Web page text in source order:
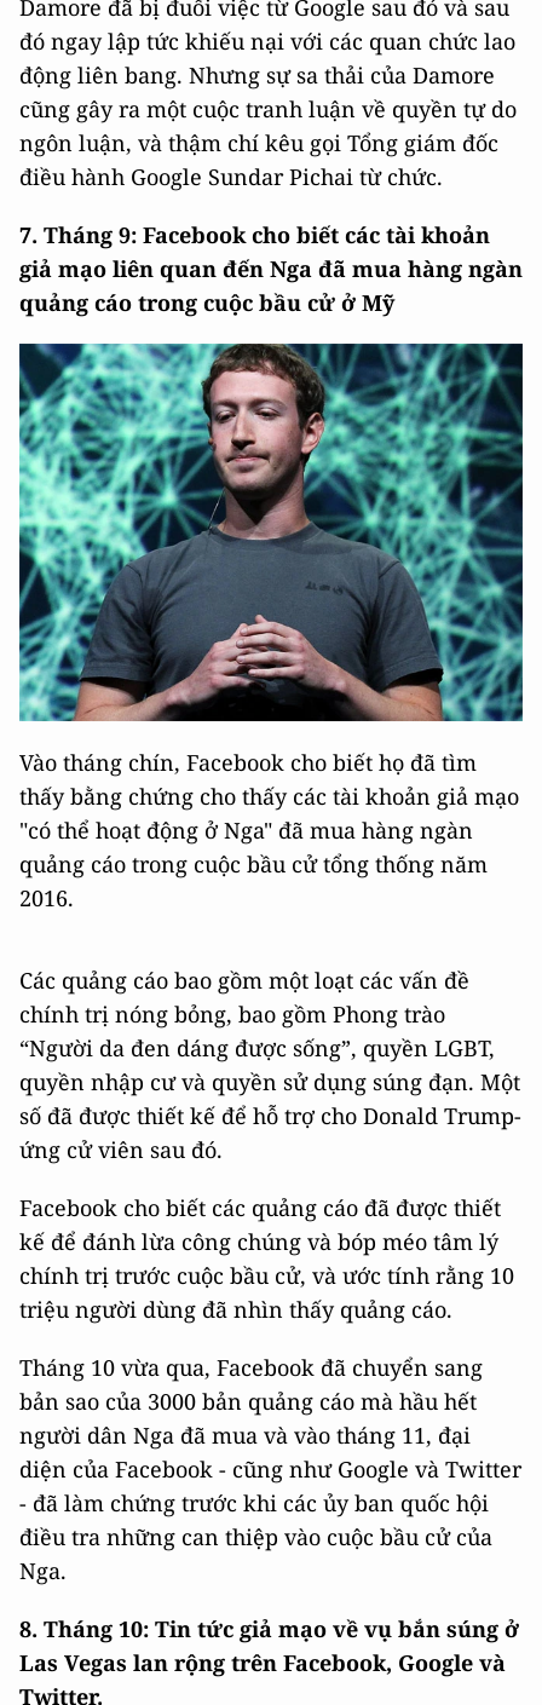
Damore đã bị đuổi việc từ Google sau đó và sau
đó ngay lập tức khiếu nại với các quan chức lao
động liên bang. Nhưng sự sa thải của Damore
cũng gây ra một cuộc tranh luận về quyền tự do
ngôn luận, và thậm chí kêu gọi Tổng giám đốc
điều hành Google Sundar Pichai từ chức.
7. Tháng 9: Facebook cho biết các tài khoản
giả mạo liên quan đến Nga đã mua hàng ngàn
quảng cáo trong cuộc bầu cử ở Mỹ
Vào tháng chín, Facebook cho biết họ đã tìm
thấy bằng chứng cho thấy các tài khoản giả mạo
"có thể hoạt động ở Nga" đã mua hàng ngàn
quảng cáo trong cuộc bầu cử tổng thống năm
2016.
Các quảng cáo bao gồm một loạt các vấn đề
chính trị nóng bỏng, bao gồm Phong trào
“Người da đen dáng được sống”, quyền LGBT,
quyền nhập cư và quyền sử dụng súng đạn. Một
số đã được thiết kế để hỗ trợ cho Donald Trump-
ứng cử viên sau đó.
Facebook cho biết các quảng cáo đã được thiết
kế để đánh lừa công chúng và bóp méo tâm lý
chính trị trước cuộc bầu cử, và ước tính rằng 10
triệu người dùng đã nhìn thấy quảng cáo.
Tháng 10 vừa qua, Facebook đã chuyển sang
bản sao của 3000 bản quảng cáo mà hầu hết
người dân Nga đã mua và vào tháng 11, đại
diện của Facebook - cũng như Google và Twitter
- đã làm chứng trước khi các ủy ban quốc hội
điều tra những can thiệp vào cuộc bầu cử của
Nga.
8. Tháng 10: Tin tức giả mạo về vụ bắn súng ở
Las Vegas lan rộng trên Facebook, Google và
Twitter.